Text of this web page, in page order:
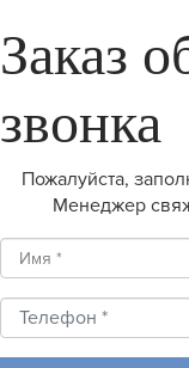
Заказ
звонка
Пожалуйста,
Менеджер